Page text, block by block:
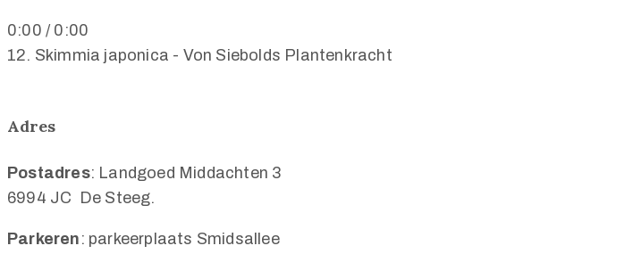
0:00 / 0:00
12. Skimmia japonica - Von Siebolds Plantenkracht
Adres
Postadres: Landgoed Middachten 3
6994 JC De Steeg.
Parkeren : parkeerplaats Smidsallee